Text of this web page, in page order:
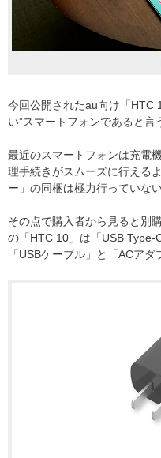
今回公開されたau向け「HTC
い”スマートフォンであると言
最近のスマートフォンは充電
理手続きがスムーズに行える
ー」の同梱は極力行っていない
その点で購入者から見ると別
の「HTC 10」は「USB Type-
「USBケーブル」と「ACアダ